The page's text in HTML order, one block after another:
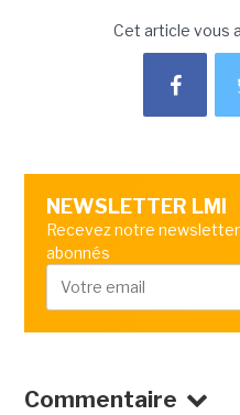
Cet article vous
NEWSLETTER LMI
Recevez notre
abonnés
Commentaire